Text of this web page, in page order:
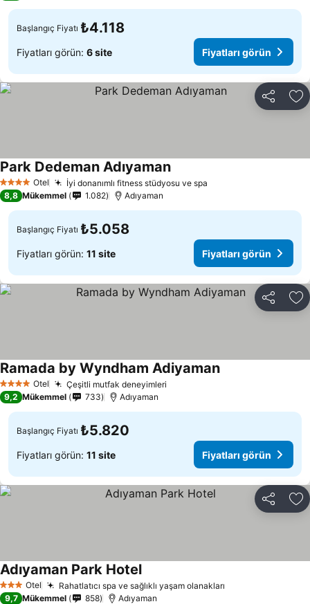
Başlangıç Fiyatı ₺4.118
Fiyatları görün: 6 site Fiyatları görün
Paylaş
4 Yıldız Otel İyi donanımlı fitness stüdyosu ve spa
Park Dedeman AdıyamanFiyatları görün
8,8 Mükemmel 1.082 Adıyaman
Başlangıç Fiyatı ₺5.058
Fiyatları görün: 11 site Fiyatları görün
Paylaş
4 Yıldız Otel Çeşitli mutfak deneyimleri
Ramada by Wyndham AdiyamanFiyatları görün
9,2 Mükemmel 733 Adıyaman
Başlangıç Fiyatı ₺5.820
Fiyatları görün: 11 site Fiyatları görün
Paylaş
3 YıldızOtel Rahatlatıcı spa ve sağlıklı yaşam olanakları
Adıyaman Park HotelFiyatları görün
9,7 Mükemmel 858 Adıyaman